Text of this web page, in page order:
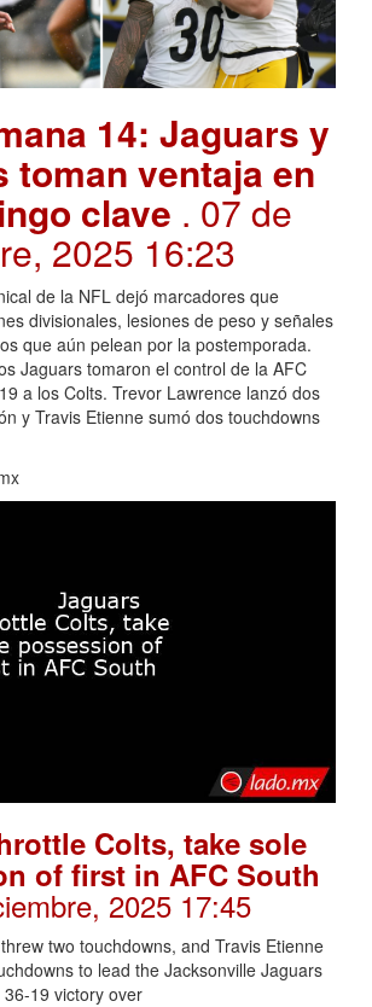
14: Jaguars y
toman ventaja en
clave . 07 de
2025 16:23
de la NFL dejó marcadores que
divisionales, lesiones de peso y señales
que aún pelean por la postemporada.
Jaguars tomaron el control de la AFC
a los Colts. Trevor Lawrence lanzó dos
y Travis Etienne sumó dos touchdowns
Colts, take sole
of first in AFC South
2025 17:45
two touchdowns, and Travis Etienne
to lead the Jacksonville Jaguars
19 victory over